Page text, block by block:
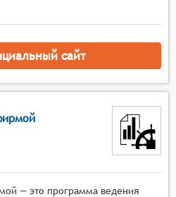
в процессе
в конце каждого
финансовые
ключевых
сайт
— это программа ведения